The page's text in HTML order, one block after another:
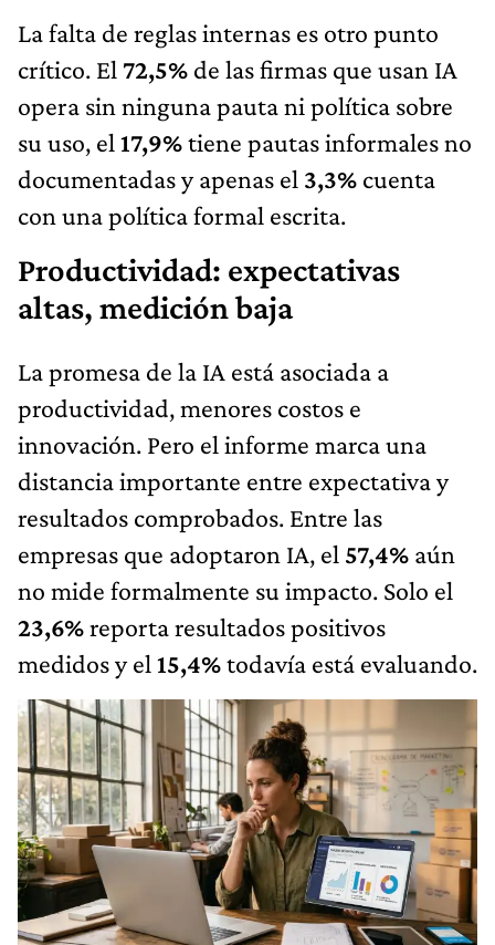
La falta de reglas internas es otro punto
crítico. El 72,5% de las firmas que usan IA
opera sin ninguna pauta ni política sobre
su uso, el 17,9%tiene pautas informales no
documentadas y apenas el 3,3% cuenta
con una política formal escrita.
Productividad: expectativas
altas, medición baja
La promesa de la IA está asociada a
productividad, menores costos e
innovación. Pero el informe marca una
distancia importante entre expectativa y
resultados comprobados. Entre las
empresas que adoptaron IA, el 57,4% aún
no mide formalmente su impacto. Solo el
23,6%reporta resultados positivos
medidos y el 15,4%todavía está evaluando.